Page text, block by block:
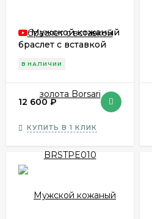
Мужской кожаный
браслет с вставкой
BRSTPE010
В НАЛИЧИИ
12 600₽
КУПИТЬ В 1 КЛИК